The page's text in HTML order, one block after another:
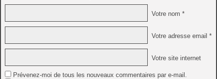
Votre nom *
Votre adresse email *
Votre site internet
Prévenez-moi de tous les nouveaux commentaires par e-mail.